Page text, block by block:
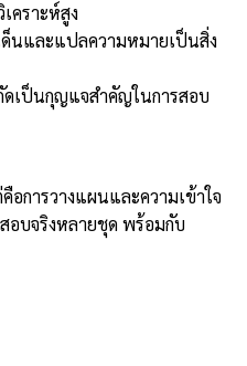
คราะห์สูง
นและแปลความหมายเป็นสิ่ง
ดเป็นกุญแจสำคัญในการสอบ
อการวางแผนและความเข้าใจ
อบจริงหลายชุด พร้อมกับ